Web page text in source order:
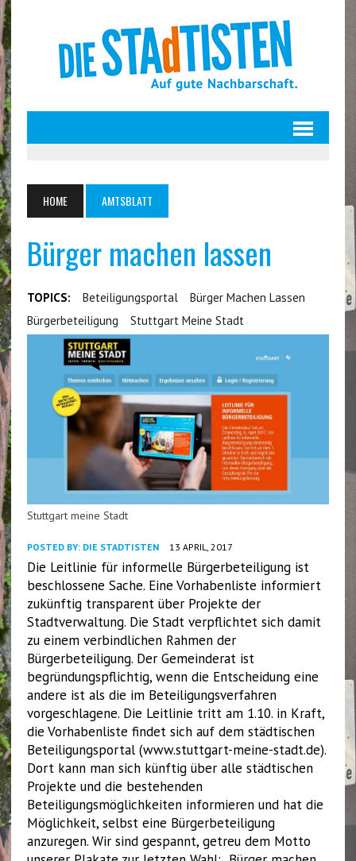
HOME AMTSBLATT
Bürger machen lassen
TOPICS: Beteiligungsportal
Bürger Machen Lassen
Bürgerbeteiligung
Stuttgart Meine Stadt
Stuttgart meine Stadt
POSTED BY: DIE STADTISTEN 13 APRIL, 2017
Die Leitlinie für informelle Bürgerbeteiligung ist
beschlossene Sache. Eine Vorhabenliste informiert
zukünftig transparent über Projekte der
Stadtverwaltung. Die Stadt verpflichtet sich damit
zu einem verbindlichen Rahmen der
Bürgerbeteiligung. Der Gemeinderat ist
begründungspflichtig, wenn die Entscheidung eine
andere ist als die im Beteiligungsverfahren
vorgeschlagene. Die Leitlinie tritt am 1.10. in Kraft,
die Vorhabenliste findet sich auf dem städtischen
Beteiligungsportal (www.stuttgart-meine-stadt.de).
Dort kann man sich künftig über alle städtischen
Projekte und die bestehenden
Beteiligungsmöglichkeiten informieren und hat die
Möglichkeit, selbst eine Bürgerbeteiligung
anzuregen. Wir sind gespannt, getreu dem Motto